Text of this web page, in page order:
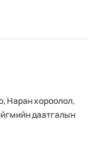
Наран хороолол,
даатгалын